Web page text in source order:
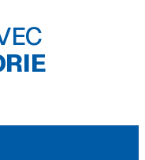
Produits
& lustrages